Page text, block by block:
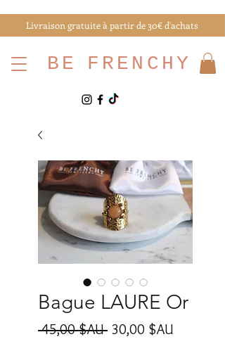
Livraison gratuite à partir de 30€ d'achats
BE FRENCHY
Bague LAURE Or
45,00 $AU Prix
30,00 $AU